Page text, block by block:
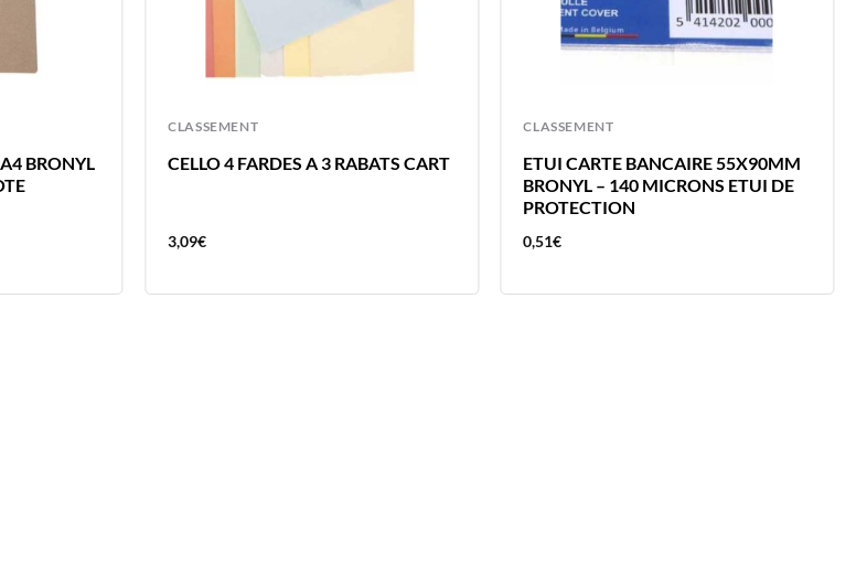
BRONYL
CLASSEMENT
CELLO 4 FARDES A 3 RABATS CART
3,09€
CLASSEMENT
ETUI CARTE BANCAIRE 55X90MM
BRONYL – 140 MICRONS ETUI DE
PROTECTION
0,51€